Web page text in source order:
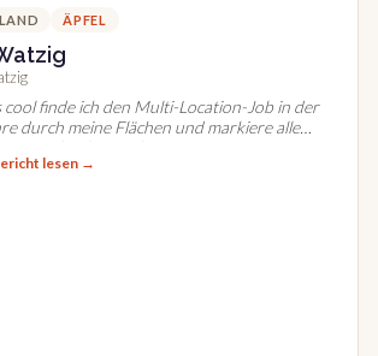
ÄPFEL
cool finde ich den Multi-Location-Job in der
durch meine Flächen und markiere alle
einmalig als Standort.
lesen →